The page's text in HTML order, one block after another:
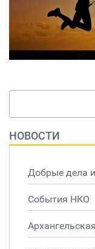
НОВОСТИ
Добрые дела
События НКО